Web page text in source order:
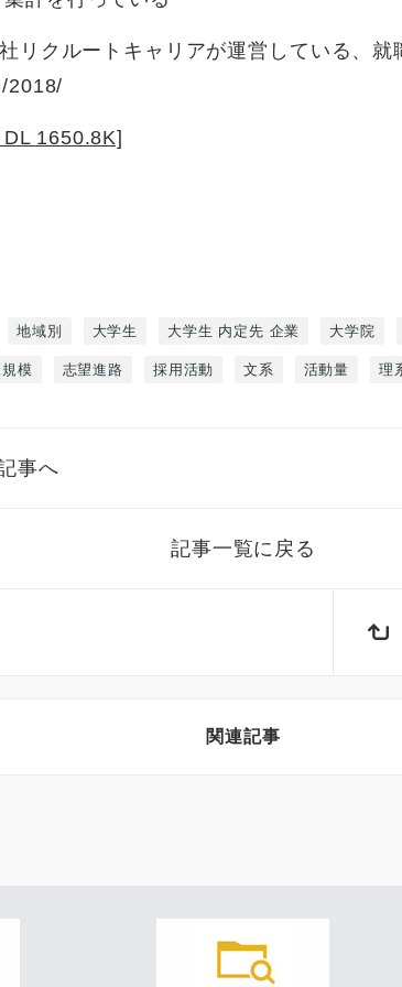
リクルートキャリアが運営している、就
2018/
1650.8K]
地域別 大学生 大学生 内定先 企業 大学院
模 志望進路 採用活動 文系 活動量 理
事へ
記事一覧に戻る
関連記事